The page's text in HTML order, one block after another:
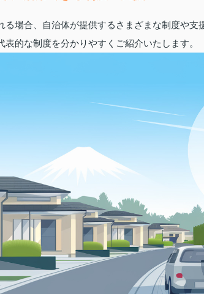
る場合、自治体が提供するさまざまな制度や
的な制度を分かりやすくご紹介いたします。